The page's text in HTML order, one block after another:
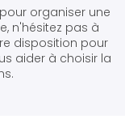
organiser une
n'hésitez pas à
disposition pour
aider à choisir la